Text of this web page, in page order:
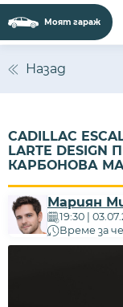
Моят гараж
Назад
CADILLAC
LARTE
КАРБОНОВА
Мариян
19:30 |
Време за